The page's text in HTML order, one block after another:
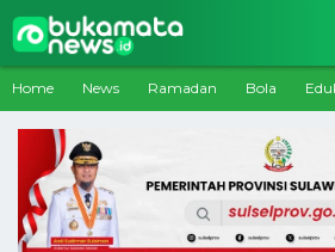
Home News Ramadan Bola